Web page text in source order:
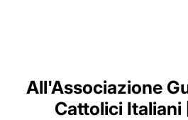
All'Associazione
Cattolici Italiani